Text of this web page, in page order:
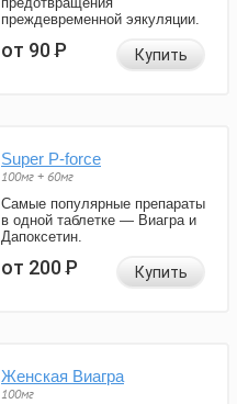
преждевременной эякуляции.
от 90Р Купить
Super P-force
100мг + 60мг
Самые популярные препараты
в одной таблетке — Виагра и
Дапоксетин.
от 200Р Купить
Женская Виагра
100мг